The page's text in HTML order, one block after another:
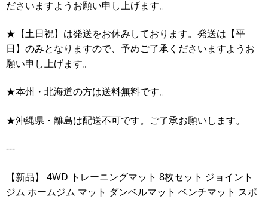
ださいますようお願い申し上げます。
★【土日祝】は発送をお休みしております。発送は【平
日】のみとなりますので、予めご了承くださいますようお
願い申し上げます。
★本州・北海道の方は送料無料です。
★沖縄県・離島は配送不可です。ご了承お願いします。
---
【新品】 4WD トレーニングマット 8枚セット ジョイント
ジム ホームジム マット ダンベルマット ベンチマット スポ